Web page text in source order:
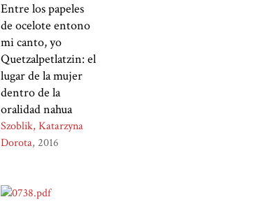
Entre los papeles
de ocelote entono
mi canto, yo
Quetzalpetlatzin: el
lugar de la mujer
dentro de la
oralidad nahua
Szoblik, Katarzyna
Dorota 2016